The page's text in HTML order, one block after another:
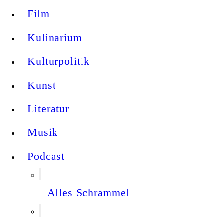
Film
Kulinarium
Kulturpolitik
Kunst
Literatur
Musik
Podcast
Alles Schrammel